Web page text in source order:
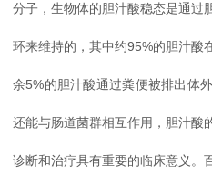
分子，生物体的胆汁酸稳态是通过
环来维持的，其中约95%的胆汁酸
余5%的胆汁酸通过粪便被排出体
还能与肠道菌群相互作用，胆汁酸
诊断和治疗具有重要的临床意义。